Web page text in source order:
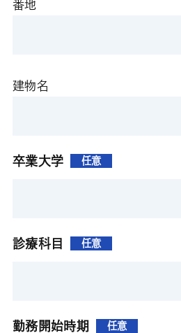
番地
建物名
卒業大学 任意
診療科目 任意
勤務開始時期 任意